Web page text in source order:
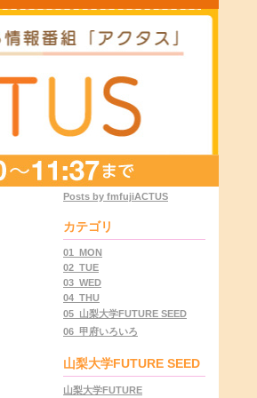
Posts by fmfujiACTUS
カテゴリ
01_MON
02_TUE
03_WED
04_THU
05_山梨大学FUTURE SEED
06_甲府いろいろ
山梨大学FUTURE SEED
山梨大学FUTURE